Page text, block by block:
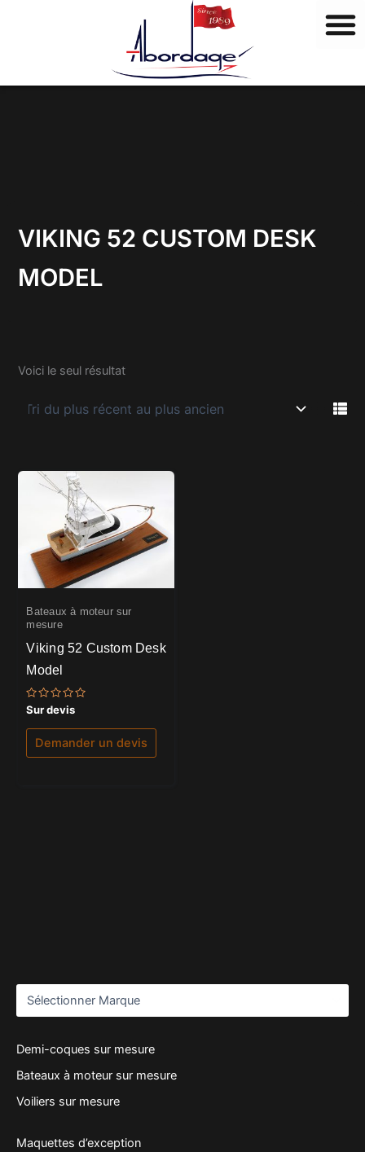
e
Demi-coques sur mesure
Bateaux à moteur sur mesure
Voiliers sur mesure
Maquettes d’exception
VIKING 52 CUSTOM DESK
MODEL
Voici le seul résultat
Bateaux à moteur sur
mesure
Viking 52 Custom Desk
Model
Note
0
sur
Sur devis
Demander un devis